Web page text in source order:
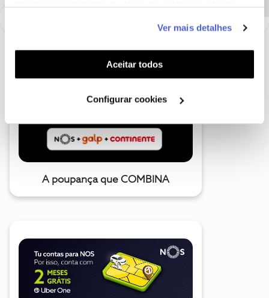
funcionalidades (cookies de personalização e
funcionalidade) e adaptar anúncios aos seus interesses
(cookies de publicidade personalizada). Pode gerir a
utilização dos cookies clicando em "Configurar
Ver mais detalhes
Aceitar todos
Configurar cookies
A poupança que COMBINA